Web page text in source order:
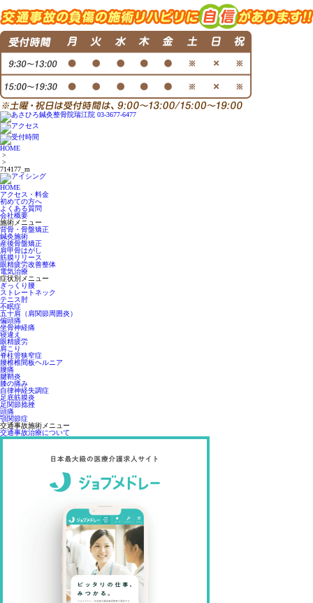
HOME
>
>
714177_m
HOME
アクセス・料金
初めての方へ
よくある質問
会社概要
施術メニュー
背骨・骨盤矯正
鍼灸施術
産後骨盤矯正
肩甲骨はがし
筋膜リリース
眼精疲労改善整体
電気治療
症状別メニュー
ぎっくり腰
ストレートネック
テニス肘
不眠症
五十肩（肩関節周囲炎）
偏頭痛
坐骨神経痛
寝違え
眼精疲労
肩こり
脊柱管狭窄症
腰椎椎間板ヘルニア
腰痛
腱鞘炎
膝の痛み
自律神経失調症
足底筋膜炎
足関節捻挫
頭痛
顎関節症
交通事故施術メニュー
交通事故治療について